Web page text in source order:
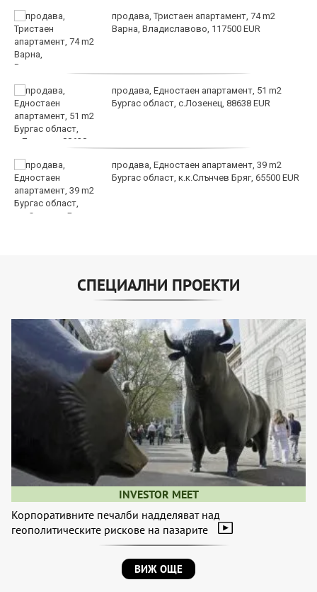
продава, Тристаен апартамент, 74 m2
Варна, Владиславово, 117500 EUR
продава, Едностаен апартамент, 51 m2
Бургас област, с.Лозенец, 88638 EUR
продава, Едностаен апартамент, 39 m2
Бургас област, к.к.Слънчев Бряг, 65500 EUR
СПЕЦИАЛНИ ПРОЕКТИ
INVESTOR MEET
Корпоративните печалби надделяват над
геополитическите рискове на пазарите
ВИЖ ОЩЕ